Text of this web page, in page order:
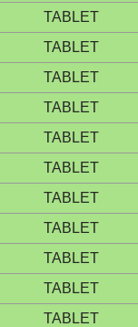
TABLET
TABLET
TABLET
TABLET
TABLET
TABLET
TABLET
TABLET
TABLET
TABLET
TABLET